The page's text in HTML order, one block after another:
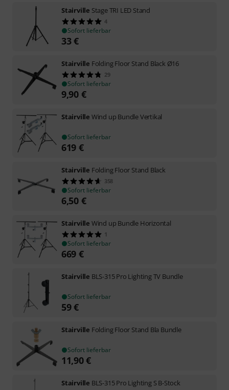
Stairville Stage TRI LED Stand
4
Sofort lieferbar
33€
Stairville Folding Floor Stand Black Ø16
29
Sofort lieferbar
9,90 €
Stairville Wind up Bundle Vertikal
Sofort lieferbar
619 €
Stairville Folding Floor Stand Black
358
Sofort lieferbar
6,50 €
Stairville Wind up Bundle Horizontal
1
Sofort lieferbar
669 €
Stairville BLS-315 Pro Lighting TV Bundle
Sofort lieferbar
59€
Stairville Folding Floor Stand Bla Bundle
Sofort lieferbar
11,90€
Stairville BLS-315 Pro Lighting S B-Stock